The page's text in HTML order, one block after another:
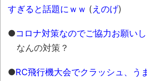
すぎると話題にｗｗ (えのげ)
●コロナ対策なのでご協力お願い
なんの対策？
●RC飛行機大会でクラッシュ、う